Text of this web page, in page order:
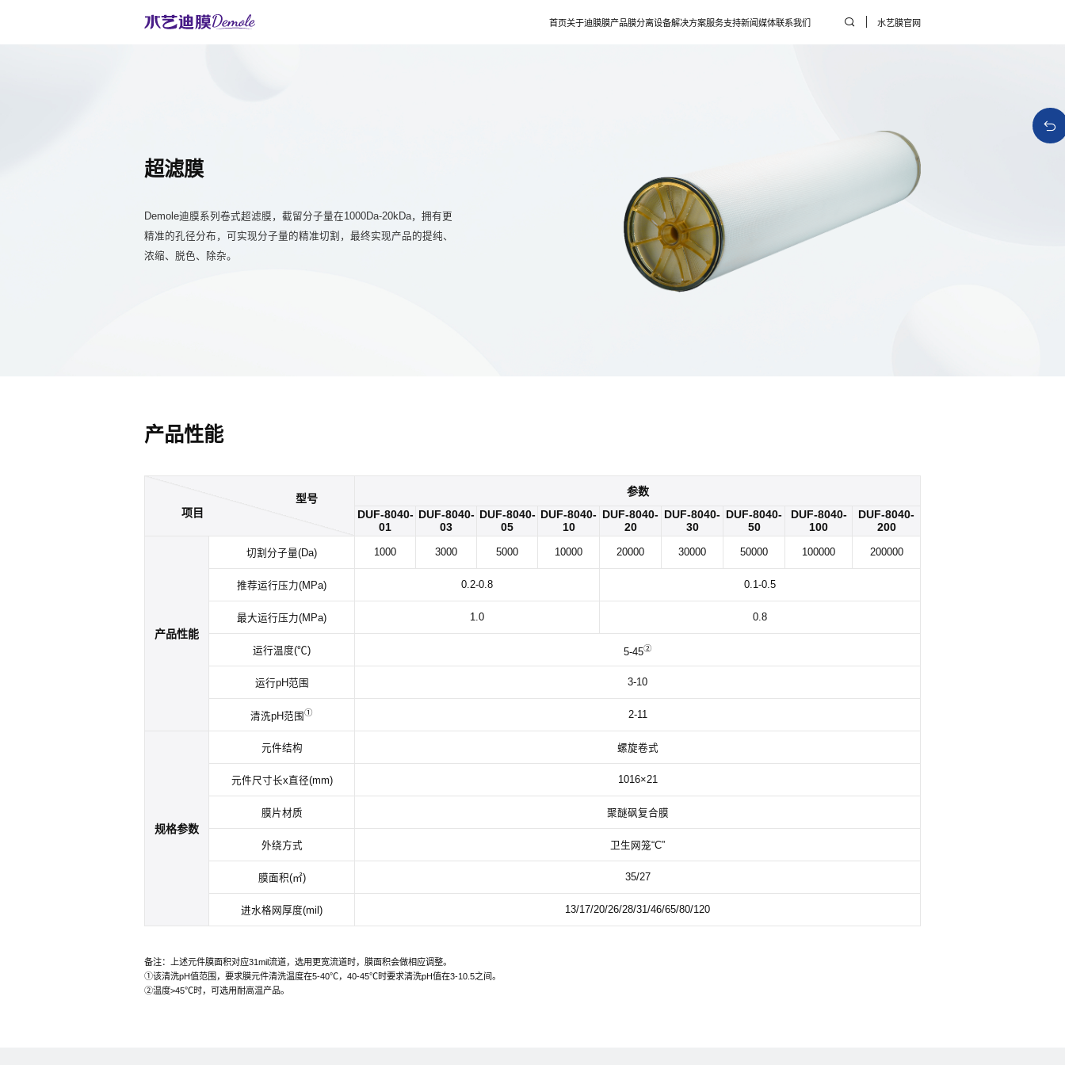
首页关于迪膜膜产品膜分离设备解决方案服务支持新闻媒体联系我们 水艺膜官网
超滤膜
Demole迪膜系列卷式超滤膜，截留分子量在1000Da-20kDa，拥有更
精准的孔径分布，可实现分子量的精准切割，最终实现产品的提纯、
浓缩、脱色、除杂。
产品性能
型号
项目
参数
DUF-8040-
01
DUF-8040-
03
DUF-8040-
05
DUF-8040-
10
DUF-8040-
20
DUF-8040-
30
DUF-8040-
50
DUF-8040-
100
DUF-8040-
200
产品性能
切割分子量(Da) 1000 3000 5000 10000 20000 30000 50000 100000 200000
推荐运行压力(MPa) 0.2-0.8 0.1-0.5
最大运行压力(MPa) 1.0 0.8
运行温度(℃) 5-45②
运行pH范围 3-10
清洗pH范围 ① 2-11
规格参数
元件结构 螺旋卷式
元件尺寸长x直径(mm) 1016×21
膜片材质 聚醚砜复合膜
外绕方式 卫生网笼“C”
膜面积(㎡) 35/27
进水格网厚度(mil) 13/17/20/26/28/31/46/65/80/120
备注：上述元件膜面积对应31mil流道，选用更宽流道时，膜面积会做相应调整。
①该清洗pH值范围，要求膜元件清洗温度在5-40℃，40-45℃时要求清洗pH值在3-10.5之间。
②温度>45℃时，可选用耐高温产品。